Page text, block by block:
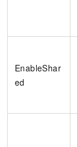
EnableShar
ed